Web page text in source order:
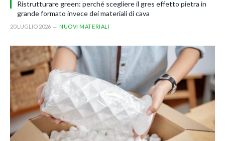
Ristrutturare green: perché scegliere il gres effetto pietra in
grande formato invece dei materiali di cava
20 LUGLIO 2026 NUOVI MATERIALI